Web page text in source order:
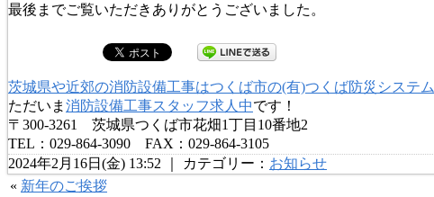
最後までご覧いただきありがとうございました。
茨城県や近郊の消防設備工事はつくば市の(有)つくば防災システム
ただいま 消防設備工事スタッフ求人中です！
〒300-3261 茨城県つくば市花畑1丁目10番地2
TEL：029-864-3090 FAX：029-864-3105
2024年2月16日(金) 13:52 ｜ カテゴリー： お知らせ
« 新年のご挨拶